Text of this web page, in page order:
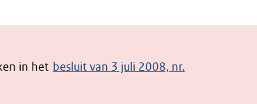
in het besluit van 3 juli 2008, nr.